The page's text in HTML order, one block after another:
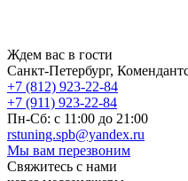
Ждем вас в гости
Санкт-Петербург,
+7 (812) 923-22-84
+7 (911) 923-22-84
Пн-Сб: c 11:00 до 21:00
rstuning.spb@yandex.ru
Мы вам перезвоним
Свяжитесь с нами